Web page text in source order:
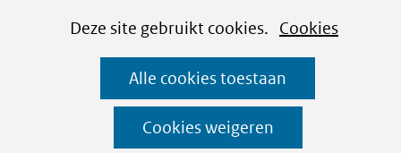
CookiesDeze site gebruikt cookies. Cookies
Alle cookies toestaan
Cookies weigeren
Ga
naar
de
inhoud